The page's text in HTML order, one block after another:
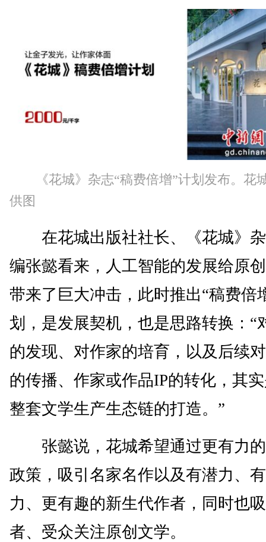
《花城》杂志“稿费倍增”计划发布。花
供图
在花城出版社社长、《花城》
编张懿看来，人工智能的发展给原
带来了巨大冲击，此时推出“稿费倍
划，是发展契机，也是思路转换：“
的发现、对作家的培育，以及后续
的传播、作家或作品IP的转化，其
整套文学生产生态链的打造。”
张懿说，花城希望通过更有力
政策，吸引名家名作以及有潜力、
力、更有趣的新生代作者，同时也
者、受众关注原创文学。